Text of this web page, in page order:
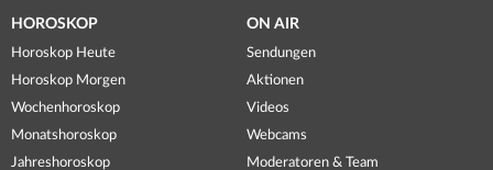
HOROSKOP
Horoskop Heute
Horoskop Morgen
Wochenhoroskop
Monatshoroskop
Jahreshoroskop
ON AIR
Sendungen
Aktionen
Videos
Webcams
Moderatoren & Team